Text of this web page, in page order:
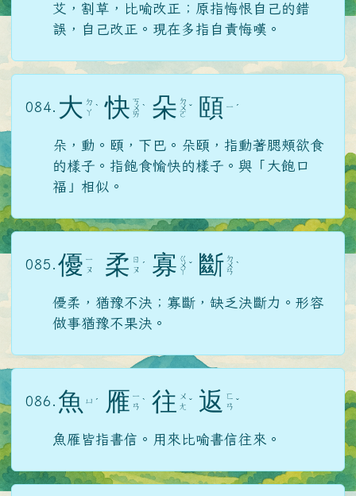
艾，割草，比喻改正；原指悔恨自己的錯
誤，自己改正。現在多指自責悔嘆。
084. 大 ㄉ
ㄚ ˋ 快 ㄎ
ㄨ
ㄞ
ˋ 朵 ㄉ
ㄨ
ㄛ
ˇ 頤 ㄧ ˊ
朵，動。頤，下巴。朵頤，指動著腮頰欲食
的樣子。指飽食愉快的樣子。與「大飽口
福」相似。
085. 優 ㄧ
ㄡ
柔 ㄖ
ㄡ ˊ 寡 ㄍ
ㄨ
ㄚ
ˇ 斷 ㄉ
ㄨ
ㄢ
ˋ
優柔，猶豫不決；寡斷，缺乏決斷力。形容
做事猶豫不果決。
086. 魚 ㄩ ˊ 雁 ㄧ
ㄢ ˋ 往 ㄨ
ㄤ ˇ 返 ㄈ
ㄢ ˇ
魚雁皆指書信。用來比喻書信往來。